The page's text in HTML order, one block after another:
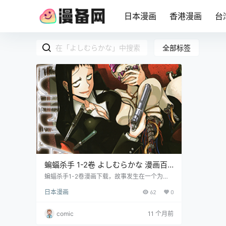
日本漫画 香港漫画 台
全部标签
蝙蝠杀手 1-2卷 よしむらかな 漫画百
度网盘下载
蝙蝠杀手1-2卷漫画下载，故事发生在一个为了
红守黑湖和搭档樱雏子是国选杀手团队的成员，
日本漫画 62 0
comic 11 个月前